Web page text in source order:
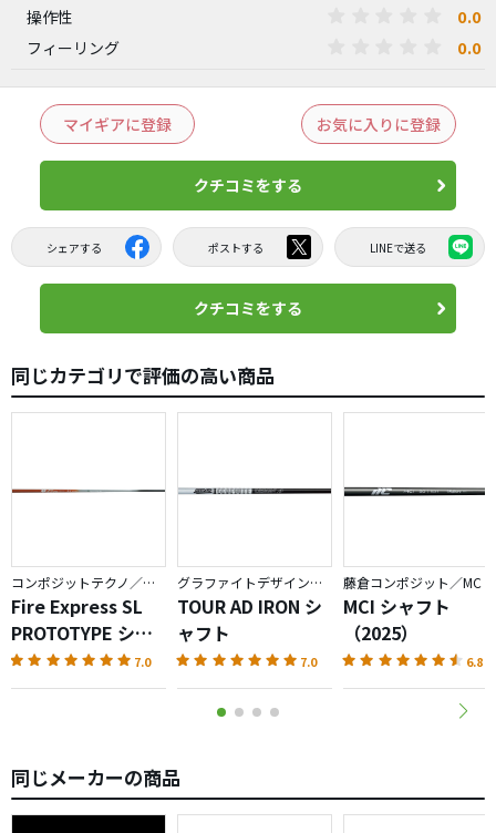
操作性 0.0
フィーリング 0.0
マイギアに登録 お気に入りに登録
クチコミをする
シェアする ポストする LINEで送る
クチコミをする
同じカテゴリで評価の高い商品
コンポジットテクノ／ファイアーエクスプレス
Fire Express SL
PROTOTYPE シャ
フト
7.0
グラファイトデザイン／TOUR AD
TOUR AD IRON シ
ャフト
7.0
藤倉コンポジット／MC
MCI シャフト
（2025）
6.8
同じメーカーの商品